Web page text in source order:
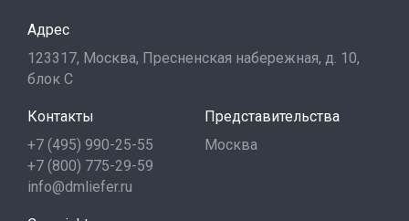
Адрес
123317, Москва, Пресненская набережная, д. 10,
блок С
Контакты
+7 (495) 990-25-55
+7 (800) 775-29-59
info@dmliefer.ru
Представительства
Москва